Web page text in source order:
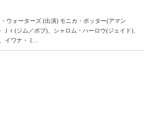
ウォーターズ (出演) モニカ・ポッター(アマン
ｒ(ジム／ボブ)、シャロム・ハーロウ(ジェイド)、
イワナ・ミ...